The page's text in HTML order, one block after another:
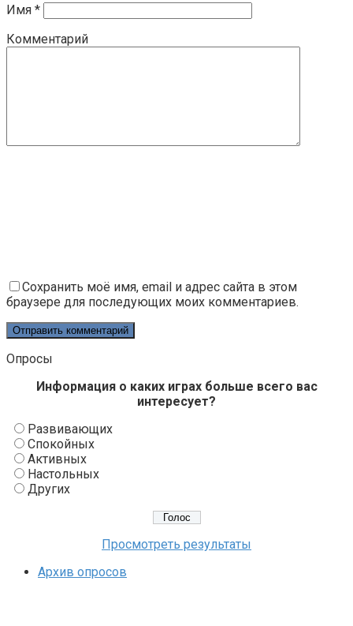
Имя *
Комментарий
Сохранить моё имя, email и адрес сайта в этом
браузере для последующих моих комментариев.
Опросы
Информация о каких играх больше всего вас
интересует?
Развивающих
Спокойных
Активных
Настольных
Других
Просмотреть результаты
Архив опросов